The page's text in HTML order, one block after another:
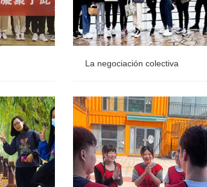
La negociación colectiva
La negociación colectiva